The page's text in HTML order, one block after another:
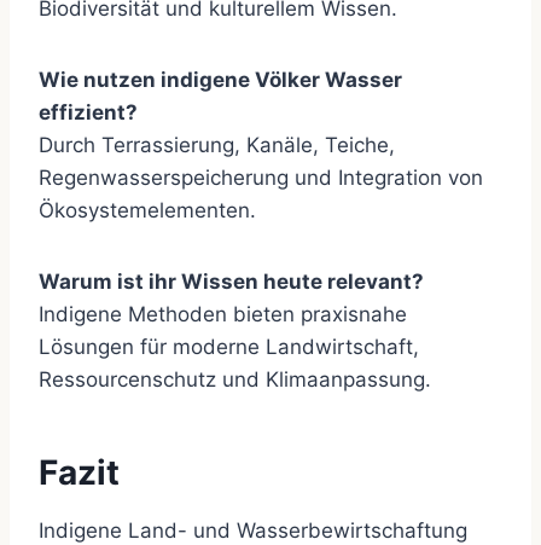
Biodiversität und kulturellem Wissen.
Wie nutzen indigene Völker Wasser
effizient?
Durch Terrassierung, Kanäle, Teiche,
Regenwasserspeicherung und Integration von
Ökosystemelementen.
Warum ist ihr Wissen heute relevant?
Indigene Methoden bieten praxisnahe
Lösungen für moderne Landwirtschaft,
Ressourcenschutz und Klimaanpassung.
Fazit
Indigene Land- und Wasserbewirtschaftung